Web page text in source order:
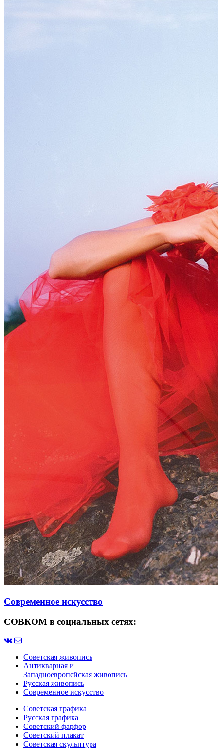
Современное искусство
СОВКОМ в социальных сетях:
Советская живопись
Антикварная и
Западноевропейская живопись
Русская живопись
Современное искусство
Советская графика
Русская графика
Советский фарфор
Советский плакат
Советская скульптура